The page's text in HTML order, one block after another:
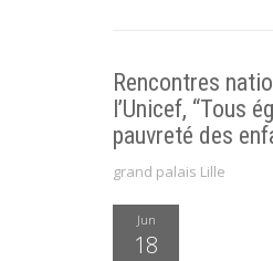
Rencontres
l’Unicef, “Tous
pauvreté des
grand palais Lille
Jun
18